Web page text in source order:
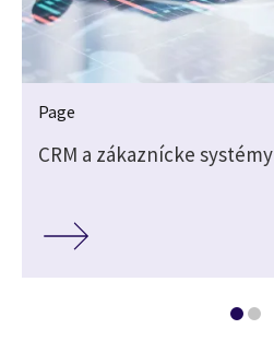
Page
CRM a zákaznícke systémy